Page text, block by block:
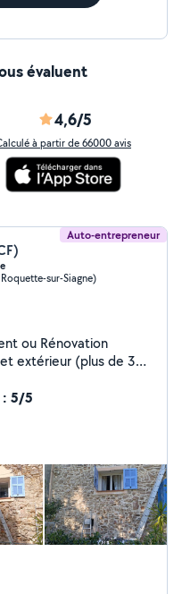
évaluent
4,6/5
à partir de 66000 avis
Auto-entrepreneur
sur-Siagne)
ou Rénovation
: 5/5